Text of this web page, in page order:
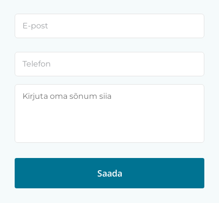
E-
post *
Telefon *
Sõnum